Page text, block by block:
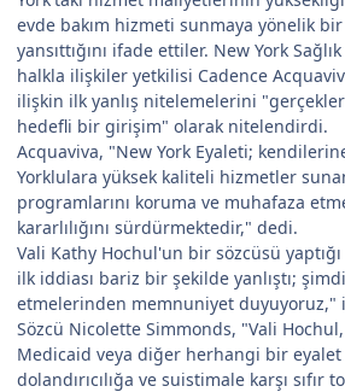
evde bakım hizmeti sunmaya yönelik
yansıttığını ifade ettiler. New York
halkla ilişkiler yetkilisi Cadence
ilişkin ilk yanlış nitelemelerini
hedefli bir girişim" olarak nitelendirdi.
Acquaviva, "New York Eyaleti;
Yorklulara yüksek kaliteli hizmetler
programlarını koruma ve muhafaza
kararlılığını sürdürmektedir," dedi.
Vali Kathy Hochul'un bir sözcüsü
ilk iddiası bariz bir şekilde yanlıştı;
etmelerinden memnuniyet duyuyoruz,"
Sözcü Nicolette Simmonds, "Vali
Medicaid veya diğer herhangi bir
dolandırıcılığa ve suistimale karşı sıfır